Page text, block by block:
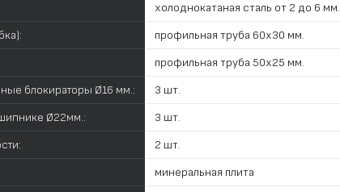
холоднокатаная сталь от 2 до 6 мм.
профильная труба 60х30 мм.
профильная труба 50х25 мм.
блокираторы Ø16 мм.:
3 шт.
Ø22мм.:
3 шт.
2 шт.
минеральная плита